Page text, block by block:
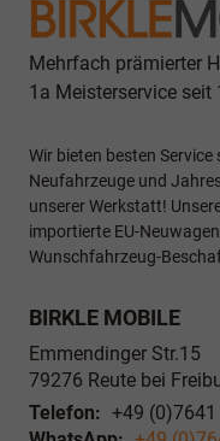
Mehrfach prämierter
1a Meisterservice seit
Wir bieten besten
Neufahrzeuge und
unserer Werkstatt!
importierte EU-
Wunschfahrzeug-
BIRKLE MOBILE
Emmendinger Str.15
79276 Reute bei
Telefon: +49 (0)7641